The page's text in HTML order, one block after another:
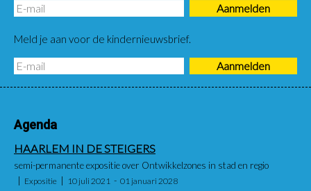
Meld je aan voor de kindernieuwsbrief.
Agenda
HAARLEM IN DE STEIGERS
semi-permanente expositie over Ontwikkelzones in stad en regio
Expositie 10 juli 2021 01 januari 2028